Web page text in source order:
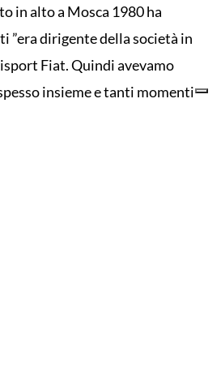
in alto a Mosca 1980 ha
”era dirigente della società in
Fiat. Quindi avevamo
insieme e tanti momenti